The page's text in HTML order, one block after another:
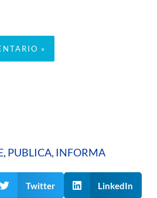
PUBLICA, INFORMA
Twitter LinkedIn